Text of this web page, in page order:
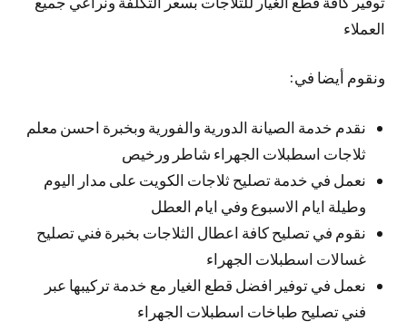
العملاء
ونقوم أيضا في:
نقدم خدمة الصيانة الدورية والفورية وبخبرة احسن معلم
ثلاجات اسطبلات الجهراء شاطر ورخيص
نعمل في خدمة تصليح ثلاجات الكويت على مدار اليوم
وطيلة ايام الاسبوع وفي ايام العطل
نقوم في تصليح كافة اعطال الثلاجات بخبرة فني تصليح
غسالات اسطبلات الجهراء
نعمل في توفير افضل قطع الغيار مع خدمة تركيبها عبر
فني تصليح طباخات اسطبلات الجهراء